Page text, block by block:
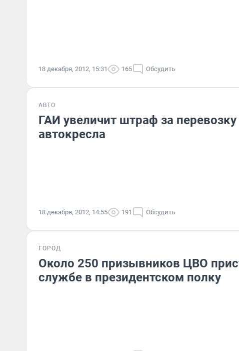
18 декабря, 2012, 15:31 165 Обсудить
АВТО
ГАИ увеличит штраф за
автокресла
18 декабря, 2012, 14:55 191 Обсудить
ГОРОД
Около 250 призывников ЦВО
службе в президентском полку